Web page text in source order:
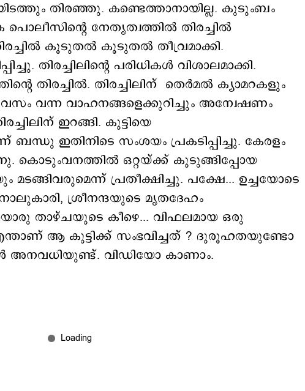
തിരഞ്ഞു. കണ്ടെത്താനായില്ല. കുടുംബം
പൊലീസിന്റെ നേതൃത്വത്തില്‍ തിരച്ചില്‍
കൂടുതല്‍ കൂടുതല്‍ തീവ്രമാക്കി.
തിരച്ചിലിന്റെ പരിധികള്‍ വിശാലമാക്കി.
തിരച്ചില്‍. തിരച്ചിലിന് തെര്‍മല്‍ ക്യാമറകളും
വന്ന വാഹനങ്ങളെക്കുറിച്ചും അന്വേഷണം
ഇറങ്ങി. കുട്ടിയെ
ബന്ധു ഇതിനിടെ സംശയം പ്രകടിപ്പിച്ചു. കേരളം
കൊടുംവനത്തില്‍ ഒറ്റയ്ക്ക് കുടുങ്ങിപ്പോയ
പ്രതീക്ഷിച്ചു. പക്ഷേ... ഉച്ചയോടെ
ശ്രീനന്ദയുടെ മൃതദേഹം
താഴ്ചയുടെ കീഴെ... വിഫലമായ ഒരു
ആ കുട്ടിക്ക് സംഭവിച്ചത് ? ദുരൂഹതയുണ്ടോ
അനവധിയുണ്ട്. വിഡിയോ കാണാം.